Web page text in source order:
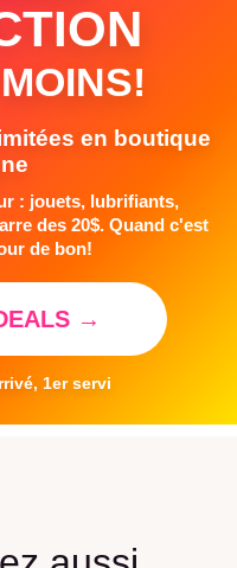
en boutique
: jouets, lubrifiants,
des 20$. Quand c'est
de bon!
→
1er servi